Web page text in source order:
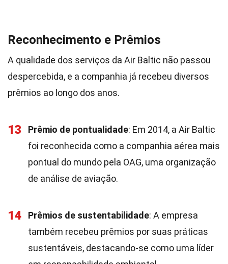
Reconhecimento e Prêmios
A qualidade dos serviços da Air Baltic não passou
despercebida, e a companhia já recebeu diversos
prêmios ao longo dos anos.
13 Prêmio de pontualidade: Em 2014, a Air Baltic
foi reconhecida como a companhia aérea mais
pontual do mundo pela OAG, uma organização
de análise de aviação.
14 Prêmios de sustentabilidade: A empresa
também recebeu prêmios por suas práticas
sustentáveis, destacando-se como uma líder